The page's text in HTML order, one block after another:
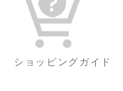
ショッピングガイド